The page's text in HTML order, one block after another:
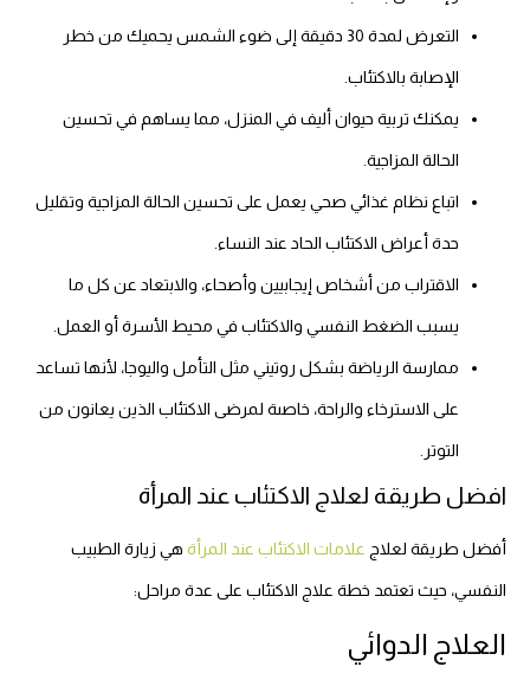
التعرض لمدة 30 دقيقة إلى ضوء الشمس يحميك من خطر
الإصابة بالاكتئاب.
يمكنك تربية حيوان أليف في المنزل، مما يساهم في تحسين
الحالة المزاجية.
اتباع نظام غذائي صحي يعمل على تحسين الحالة المزاجية وتقليل
حدة أعراض الاكتئاب الحاد عند النساء.
الاقتراب من أشخاص إيجابيين وأصحاء، والابتعاد عن كل ما
يسبب الضغط النفسي والاكتئاب في محيط الأسرة أو العمل.
ممارسة الرياضة بشكل روتيني مثل التأمل واليوجا، لأنها تساعد
على الاسترخاء والراحة، خاصىة لمرضى الاكتئاب الذين يعانون من
التوتر.
افضل طريقة لعلاج الاكتئاب عند المرأة
أفضل طريقة لعلاج علامات الاكتئاب عند المرأة هي زيارة الطبيب
النفسي، حيث تعتمد خطة علاج الاكتئاب على عدة مراحل:
العلاج الدوائي